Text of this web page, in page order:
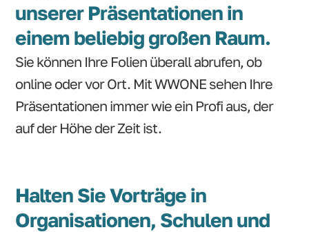
unserer Präsentationen in
einem beliebig großen Raum.
Sie können Ihre Folien überall abrufen, ob
online oder vor Ort. Mit WWONE sehen Ihre
Präsentationen immer wie ein Profi aus, der
auf der Höhe der Zeit ist.
Halten Sie Vorträge in
Organisationen, Schulen und